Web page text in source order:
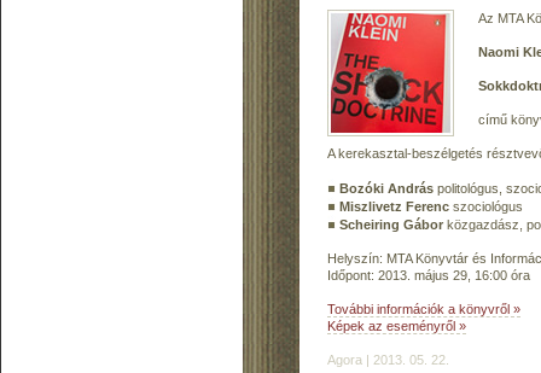
Az MTA
Naomi
című
A kerekasztal-beszélgetés
Bozóki András politológus,
Miszlivetz Ferenc szociológus
Scheiring Gábor közgazdász,
Helyszín: MTA Könyvtár és
Időpont: 2013. május 29, 16:00 óra
További információk a könyvről »
Képek az eseményről »
Agora | 2013. 05. 22.